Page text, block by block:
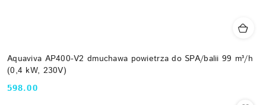
Aquaviva AP400-V2 dmuchawa powietrza do SPA/balii 99 m³/h
(0,4 kW, 230V)
Cena:
598.00